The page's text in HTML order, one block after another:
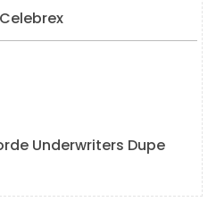
Underwriters Dupe